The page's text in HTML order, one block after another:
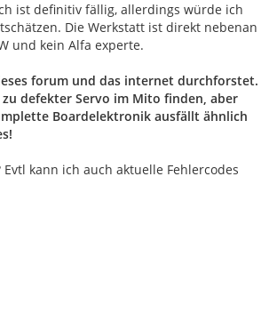
ist definitiv fällig, allerdings würde ich
Die Werkstatt ist direkt nebenan
und kein Alfa experte.
forum und das internet durchforstet.
defekter Servo im Mito finden, aber
Boardelektronik ausfällt ähnlich
kann ich auch aktuelle Fehlercodes